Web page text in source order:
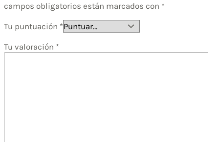
campos obligatorios están marcados con *
Tu puntuación *
Tu valoración *